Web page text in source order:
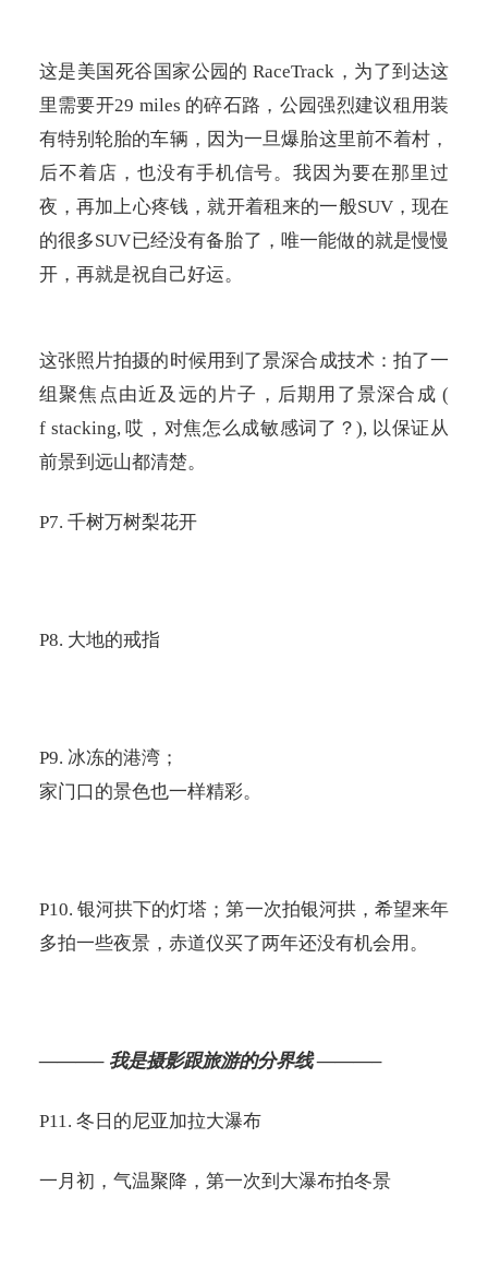
这是美国死谷国家公园的 RaceTrack ，为了到达这
里需要开29 miles 的碎石路，公园强烈建议租用装
有特别轮胎的车辆，因为一旦爆胎这里前不着村，
后不着店，也没有手机信号。我因为要在那里过
夜，再加上心疼钱，就开着租来的一般SUV，现在
的很多SUV已经没有备胎了，唯一能做的就是慢慢
开，再就是祝自己好运。
这张照片拍摄的时候用到了景深合成技术：拍了一
组聚焦点由近及远的片子，后期用了景深合成 (
f stacking,哎，对焦怎么成敏感词了？), 以保证从
前景到远山都清楚。
P7. 千树万树梨花开
P8. 大地的戒指
P9. 冰冻的港湾；
家门口的景色也一样精彩。
P10. 银河拱下的灯塔；第一次拍银河拱，希望来年
多拍一些夜景，赤道仪买了两年还没有机会用。
———– 我是摄影跟旅游的分界线———–
P11. 冬日的尼亚加拉大瀑布
一月初，气温聚降，第一次到大瀑布拍冬景